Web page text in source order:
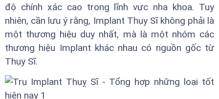
độ chính xác cao trong lĩnh vực nha khoa. Tuy
nhiên, cần lưu ý rằng, Implant Thụy Sĩ không phải là
một thương hiệu duy nhất, mà là một nhóm các
thương hiệu Implant khác nhau có nguồn gốc từ
Thụy Sĩ.